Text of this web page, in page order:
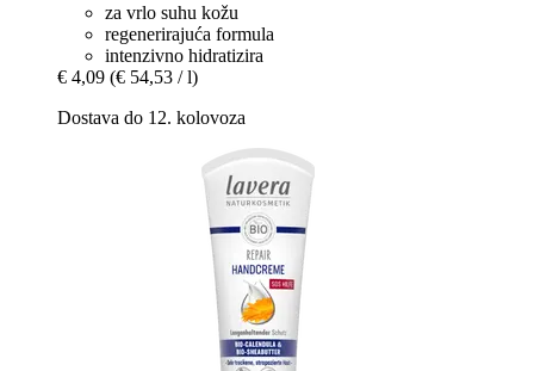
za vrlo suhu kožu
regenerirajuća formula
intenzivno hidratizira
€ 4,09 (€ 54,53 / l)
Dostava do 12. kolovoza